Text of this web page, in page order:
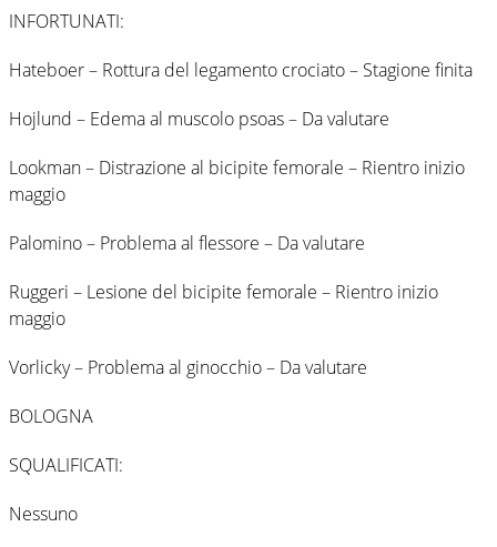
INFORTUNATI:
Hateboer – Rottura del legamento crociato – Stagione finita
Hojlund – Edema al muscolo psoas – Da valutare
Lookman – Distrazione al bicipite femorale – Rientro inizio
maggio
Palomino – Problema al flessore – Da valutare
Ruggeri – Lesione del bicipite femorale – Rientro inizio
maggio
Vorlicky – Problema al ginocchio – Da valutare
BOLOGNA
SQUALIFICATI:
Nessuno